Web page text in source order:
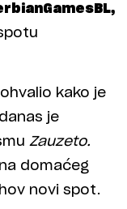
kako je
je
Zauzeto.
domaćeg
novi spot.